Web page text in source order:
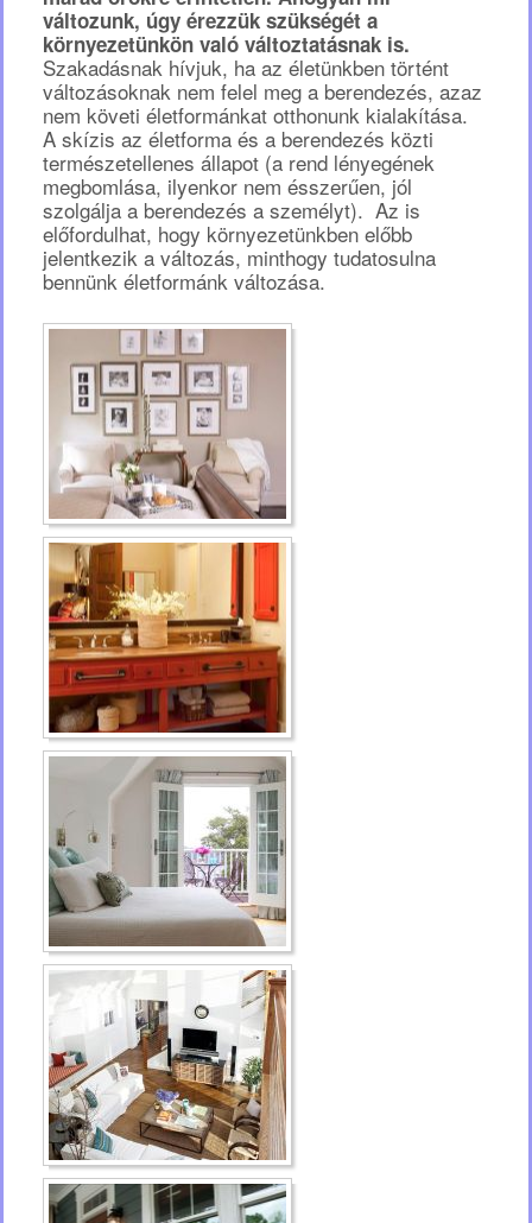
változunk, úgy érezzük szükségét a
környezetünkön való változtatásnak is.
Szakadásnak hívjuk, ha az életünkben történt
változásoknak nem felel meg a berendezés, azaz
nem követi életformánkat otthonunk kialakítása.
A skízis az életforma és a berendezés közti
természetellenes állapot (a rend lényegének
megbomlása, ilyenkor nem ésszerűen, jól
szolgálja a berendezés a személyt). Az is
előfordulhat, hogy környezetünkben előbb
jelentkezik a változás, minthogy tudatosulna
bennünk életformánk változása.